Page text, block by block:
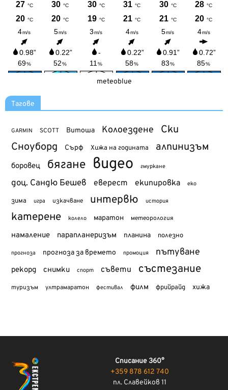
meteoblue
Тагове
GARMIN SCOTT Витоша Колоездене Ски
Сноуборд Сърф Хижа на годината алпинизъм
боровец бягане видео гмуркане
доц. Сандю Бешев еверест екипировка еко
зима игра изкачване интервю история
катерене колело маратон метеорология
намаление парапланеризъм планина полезно
прогноза прогноза за времето промоция пътуване
рекорд снимки спорт съвети състезание
туризъм ултрамаратон фестивал филм фрийрайд хижа
Списание 360°
+359 878 612 740
пл. Славейков 11